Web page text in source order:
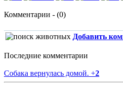
Комментарии - (0)
Добавить
Последние комментарии
Собака вернулась домой. +2